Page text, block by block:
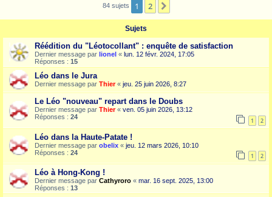
84 sujets 1 2
Sujets
Réédition du "Léotocollant" : enquête de satisfaction
Dernier message par lionel « lun. 12 févr. 2024, 17:05
Réponses : 15
Léo dans le Jura
Dernier message par Thier« jeu. 25 juin 2026, 8:27
Le Léo "nouveau" repart dans le Doubs
Dernier message par Thier« ven. 05 juin 2026, 13:12
Réponses : 24 1 2
Léo dans la Haute-Patate !
Dernier message par obelix « jeu. 12 mars 2026, 10:10
Réponses : 24 1 2
Léo à Hong-Kong !
Dernier message par Cathyroro « mar. 16 sept. 2025, 13:00
Réponses : 13